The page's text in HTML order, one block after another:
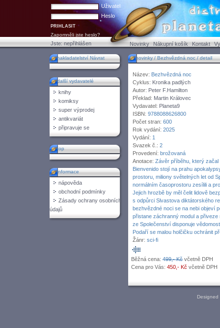
Uživatel
Heslo
Zapomněli jste heslo?
Jste:nepřihlášen Novinky Nákupní košík Kontakt
nakladatelství Návrat
další vydavatelé
knihy
komiksy
super výprodej
antikvariát
připravuje se
top
informace
nápověda
obchodní podmínky
Zásady ochrany osobních
údajů
novinky / Bezhvězdná noc / detail
Název: Bezhvězdná noc
Cyklus: Kronika padlých
Autor: Peter F.Hamilton
Překlad: Martin Královec
Vydavatel: Planeta9
ISBN: 9788088626800
Počet stran: 600
Rok vydání: 2025
Vydání: 1
Svazek č.: 2
Provedení: brožovaná
Anotace: Závěr příběhu, který začal
Bienvenido stojí na prahu
prostoru, miliony světelných let od
normálním časoprostoru zesílili a
Jejich hrozbě by měl čelit lidově
s odpůrci Slvastova diktátorského
bezhvězdné noci se na nebi objeví
přistane záchranný modul a
ze Společenství disponuje
Podaří se malou holčičku ochránit
Žánr: sci-fi
Běžná cena: 499,- Kč včetně DPH
Cena pro Vás: 450,- Kč včetně DPH